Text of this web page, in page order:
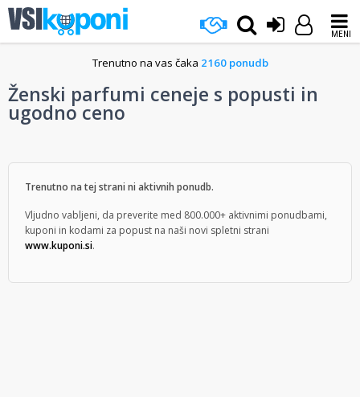
MENI
Trenutno na vas čaka 2160 ponudb
Ženski parfumi ceneje s popusti in
ugodno ceno
Trenutno na tej strani ni aktivnih ponudb.
Vljudno vabljeni, da preverite med 800.000+ aktivnimi ponudbami,
kuponi in kodami za popust na naši novi spletni strani
www.kuponi.si.